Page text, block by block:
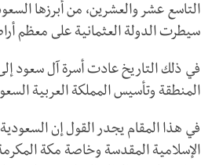
التاسع عشر والعشرين، من أبرزها
سيطرت الدولة العثمانية على معظم
في ذلك التاريخ عادت أسرة آل سعود
المنطقة وتأسيس المملكة العربية
في هذا المقام يجدر القول إن
الإسلامية المقدسة وخاصة مكة